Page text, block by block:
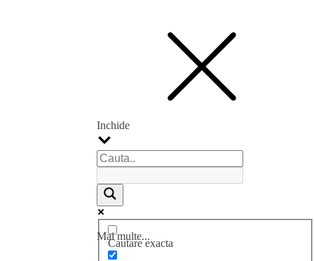
Inchide
Mai multe...
Cautare exacta